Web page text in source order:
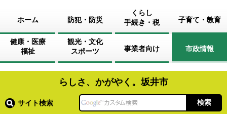
ホーム 防犯・防災
くらし
手続き・税
子育て・教育
健康・医療
福祉
観光・文化
スポーツ
事業者向け 市政情報
らしさ、かがやく。坂井市
サイト検索